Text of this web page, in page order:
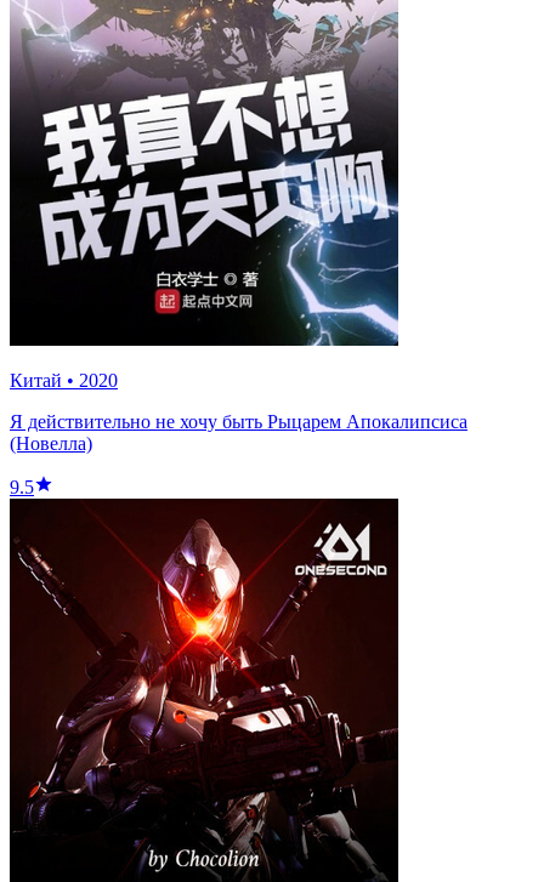
Китай • 2020
Я действительно не хочу быть Рыцарем Апокалипсиса
(Новелла)
9.5